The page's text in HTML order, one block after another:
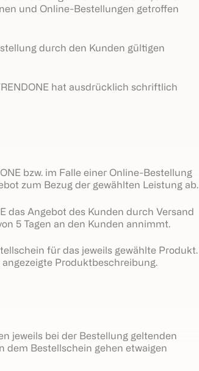
und Online-Bestellungen getroffen
durch den Kunden gültigen
hat ausdrücklich schriftlich
bzw. im Falle einer Online-Bestellung
zum Bezug der gewählten Leistung ab.
das Angebot des Kunden durch Versand
5 Tagen an den Kunden annimmt.
für das jeweils gewählte Produkt.
Produktbeschreibung.
jeweils bei der Bestellung geltenden
dem Bestellschein gehen etwaigen